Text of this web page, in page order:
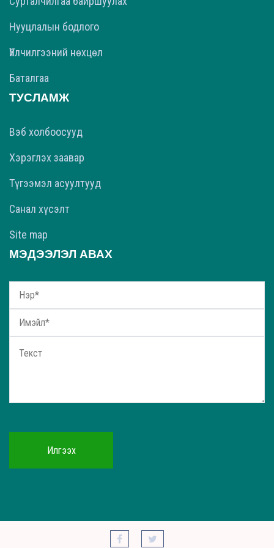
Нууцлалын бодлого
Үйлчилгээний нөхцөл
Баталгаа
ТУСЛАМЖ
Вэб холбоосууд
Хэрэглэх заавар
Түгээмэл асуултууд
Санал хүсэлт
Site map
МЭДЭЭЛЭЛ АВАХ
Илгээх